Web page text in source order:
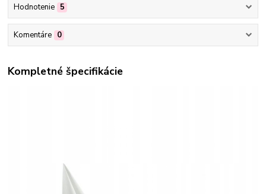
Hodnotenie 5
Komentáre 0
Kompletné špecifikácie